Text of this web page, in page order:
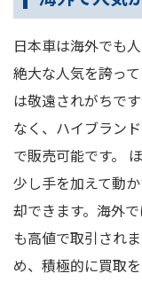
日本車は海外でも
絶大な人気を誇っ
は敬遠されがちで
なく、ハイブラン
で販売可能です。
少し手を加えて動
却できます。海外
も高値で取引され
め、積極的に買取